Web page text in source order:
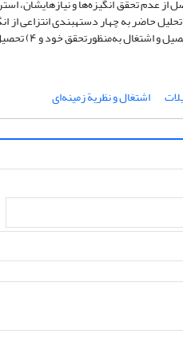
اشتغال و نظریة زمینه‌ای